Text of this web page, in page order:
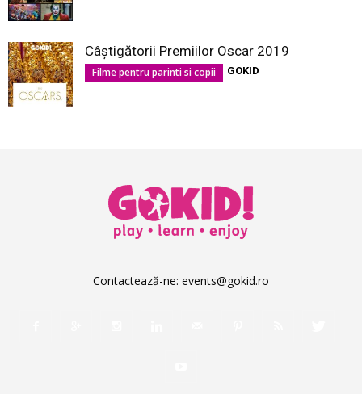
Câștigătorii Premiilor Oscar 2019
Filme pentru parinti si copii GOKID
Contactează-ne: events@gokid.ro